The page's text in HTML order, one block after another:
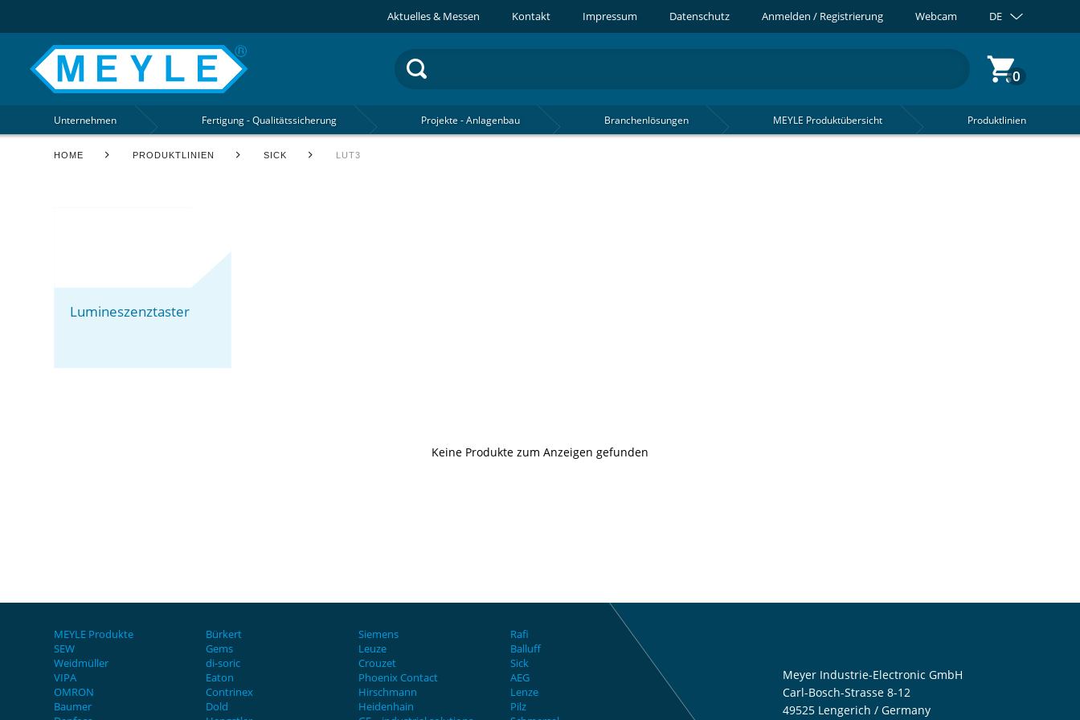
Aktuelles & Messen Kontakt Impressum Datenschutz Anmelden / Registrierung Webcam DE
0
Produktlinien
MEYLE Produktübersicht
Branchenlösungen
Projekte - Anlagenbau
Fertigung - Qualitätssicherung
Unternehmen
HOME PRODUKTLINIEN SICK LUT3
Lumineszenztaster
Keine Produkte zum Anzeigen gefunden
MEYLE Produkte Bürkert Siemens
Rafi
SEW
Gems Leuze
Balluff
Weidmüller
di-soric Crouzet
Sick
VIPA
Eaton Phoenix Contact
AEG
OMRON
Contrinex Hirschmann
Lenze
Baumer
Dold Heidenhain
Pilz
Meyer Industrie-Electronic GmbH
Carl-Bosch-Strasse 8-12
49525 Lengerich / Germany